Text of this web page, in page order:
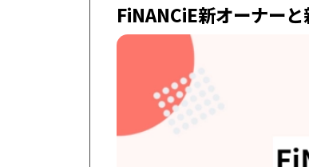
FiNANCiE新オーナー